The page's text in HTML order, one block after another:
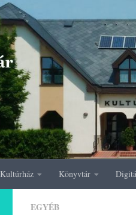
Kultúrház Könyvtár
EGYÉB